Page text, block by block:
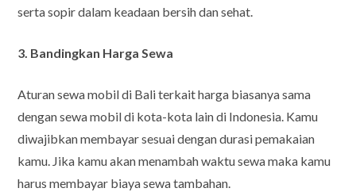
serta sopir dalam keadaan bersih dan sehat.
3. Bandingkan Harga Sewa
Aturan sewa mobil di Bali terkait harga biasanya sama
dengan sewa mobil di kota-kota lain di Indonesia. Kamu
diwajibkan membayar sesuai dengan durasi pemakaian
kamu. Jika kamu akan menambah waktu sewa maka kamu
harus membayar biaya sewa tambahan.